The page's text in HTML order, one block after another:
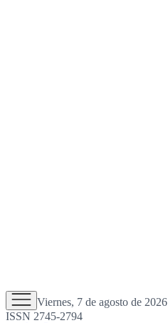
Viernes, 7 de agosto de 2026
ISSN 2745-2794